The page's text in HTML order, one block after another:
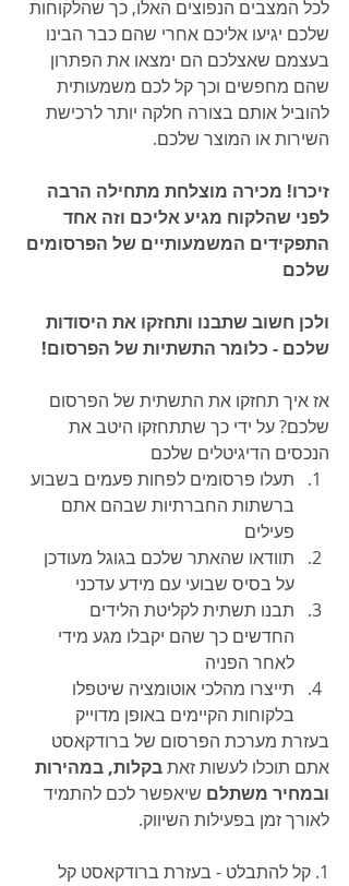
לכל המצבים הנפוצים האלו, כך שהלקוחות
שלכם יגיעו אליכם אחרי שהם כבר הבינו
בעצמם שאצלכם הם ימצאו את הפתרון
שהם מחפשים וכך קל לכם משמעותית
להוביל אותם בצורה חלקה יותר לרכישת
השירות או המוצר שלכם.
זיכרו! מכירה מוצלחת מתחילה הרבה
לפני שהלקוח מגיע אליכם וזה אחד
התפקידים המשמעותיים של הפרסומים
שלכם
ולכן חשוב שתבנו ותחזקו את היסודות
שלכם - כלומר התשתיות של הפרסום!
אז איך תחזקו את התשתית של הפרסום
שלכם? על ידי כך שתתחזקו היטב את
הנכסים הדיגיטלים שלכם
תעלו פרסומים לפחות פעמים בשבוע
ברשתות החברתיות שבהם אתם
פעילים
תוודאו שהאתר שלכם בגוגל מעודכן
על בסיס שבועי עם מידע עדכני
תבנו תשתית לקליטת הלידים
החדשים כך שהם יקבלו מגע מידי
לאחר הפניה
תייצרו מהלכי אוטומציה שיטפלו
בלקוחות הקיימים באופן מדוייק
בעזרת מערכת הפרסום של ברודקאסט
אתם תוכלו לעשות זאת בקלות, במהירות
ובמחיר משתלם שיאפשר לכם להתמיד
לאורך זמן בפעילות השיווק.
1. קל להתבלט - בעזרת ברודקאסט קל